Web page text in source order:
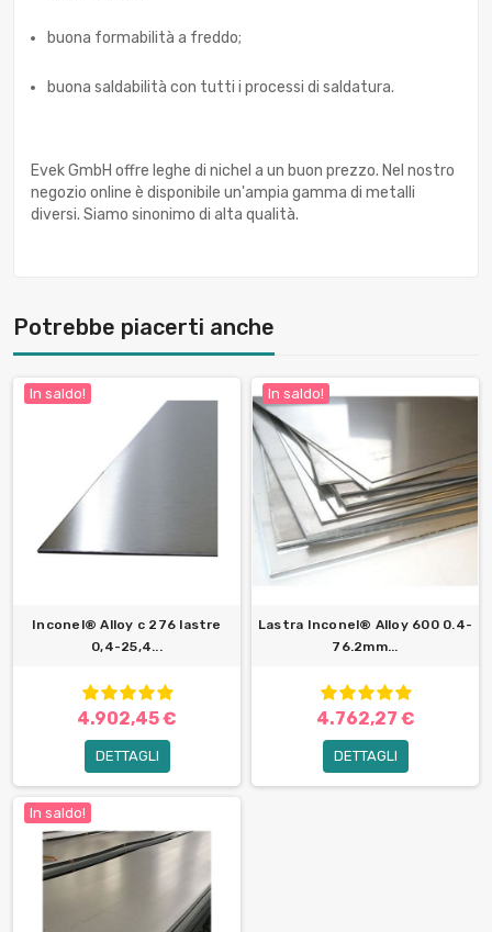
buona formabilità a freddo;
buona saldabilità con tutti i processi di saldatura.
Evek GmbH offre leghe di nichel a un buon prezzo. Nel nostro
negozio online è disponibile un'ampia gamma di metalli
diversi. Siamo sinonimo di alta qualità.
Potrebbe piacerti anche
In saldo!
Inconel® Alloy c 276 lastre
0,4-25,4...
4.902,45 €
DETTAGLI
In saldo!
Lastra Inconel® Alloy 600 0.4-
76.2mm...
4.762,27 €
DETTAGLI
In saldo!